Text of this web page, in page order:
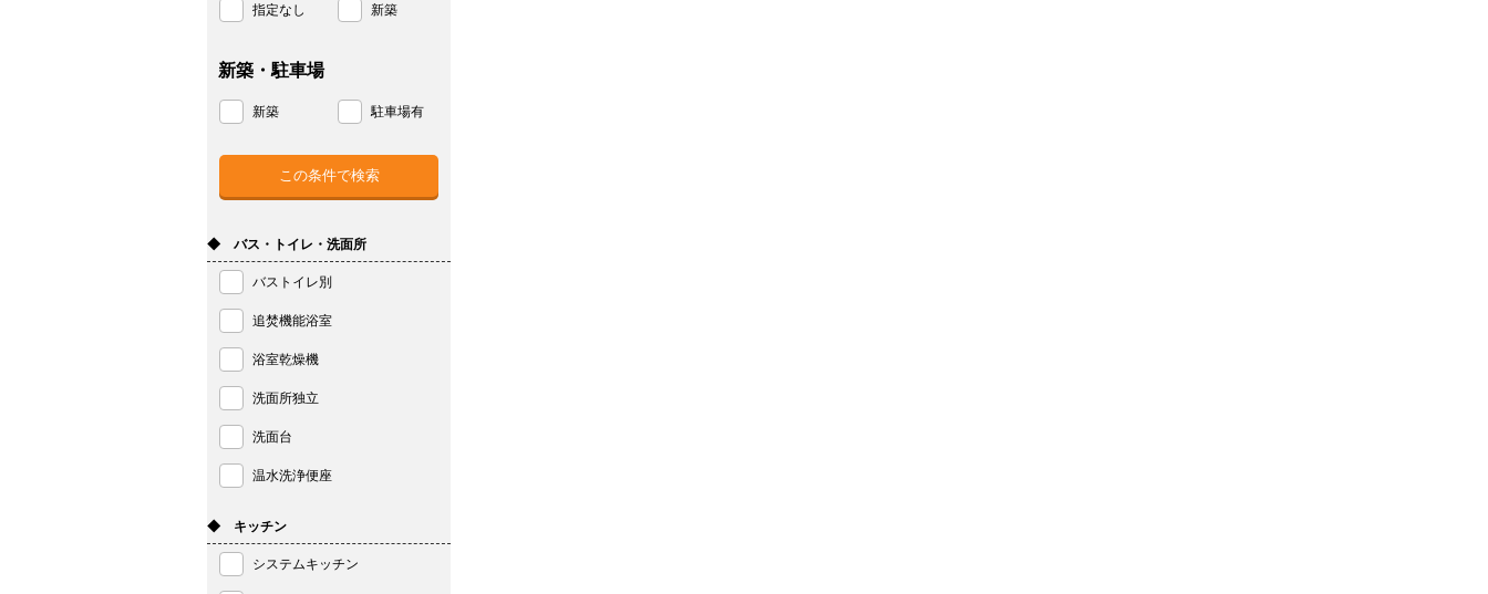
指定なし 新築
新築・駐車場
新築 駐車場有
◆ バス・トイレ・洗面所
バストイレ別
追焚機能浴室
浴室乾燥機
洗面所独立
洗面台
温水洗浄便座
◆ キッチン
システムキッチン